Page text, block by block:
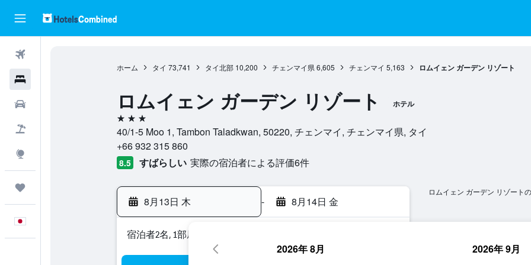
ホーム タイ 73,741 タイ北部 10,200 チェンマイ県 6,605 チェンマイ 5,163 ロムイェン ガーデン リゾート
ロムイェン ガーデン リゾート ホテル
3つ星
40/1-5 Moo 1, Tambon Taladkwan, 50220, チェンマイ, チェンマイ県, タイ
+66 932 315 860
8.5 すばらしい 実際の宿泊者による評価6​件
8月13日 木 - 8月14日 金
宿泊者2名, 1​部屋
ロムイェン ガーデン リゾート
2026年 8月 2026年 9月